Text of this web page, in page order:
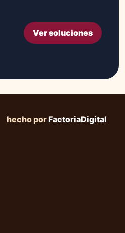
Ver soluciones
hecho porFactoriaDigital